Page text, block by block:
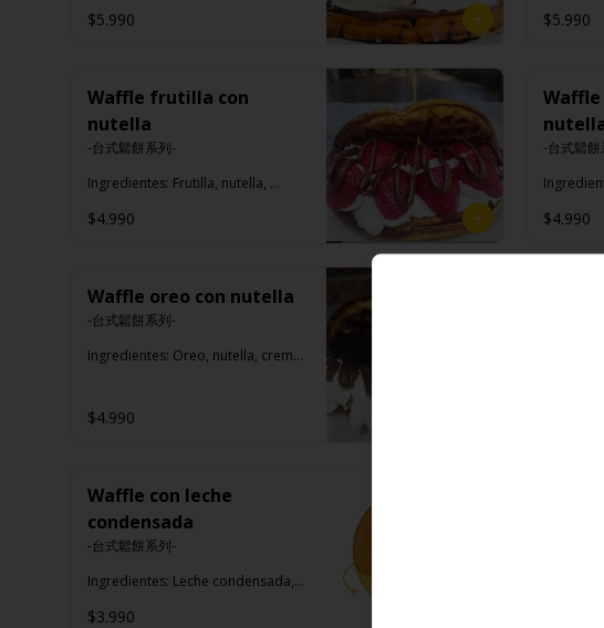
condensada, oreo, helado y
azúcar flour.
$5.990
de
$5.990
Waffle frutilla con
nutella
-台式鬆餅系列-
Ingredientes: Frutilla, nutella,
$4.990
Waffle
-台式鬆餅
$4.990
Waffle oreo con nutella
-台式鬆餅系列-
Ingredientes: Oreo, nutella, crema
$4.990
Waffle con leche
condensada
-台式鬆餅系列-
Ingredientes: Leche condensada,
$3.990